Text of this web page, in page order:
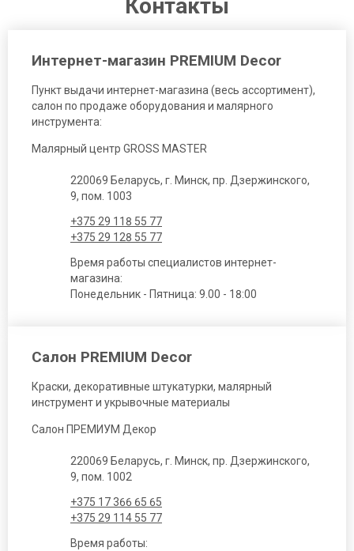
Контакты
Интернет-магазин PREMIUM Decor
Пункт выдачи интернет-магазина (весь ассортимент),
салон по продаже оборудования и малярного
инструмента:
Малярный центр GROSS MASTER
220069 Беларусь, г. Минск, пр. Дзержинского,
9, пом. 1003
+375 29 118 55 77
+375 29 128 55 77
Время работы специалистов интернет-
магазина:
Понедельник - Пятница: 9.00 - 18:00
Салон PREMIUM Decor
Краски, декоративные штукатурки, малярный
инструмент и укрывочные материалы
Салон ПРЕМИУМ Декор
220069 Беларусь, г. Минск, пр. Дзержинского,
9, пом. 1002
+375 17 366 65 65
+375 29 114 55 77
Время работы: